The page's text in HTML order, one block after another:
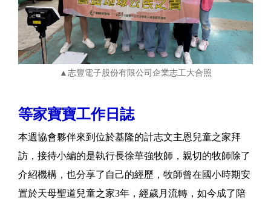
▲志豐電子股份有限公司企業志工大合照
等家寶寶工作日誌
本週協會夥伴來到位於基隆的計志文主恩兒童之家拜
訪，接待小編的是執行長徐華強牧師，親切的牧師除了
介紹機構，也分享了自己的經歷，牧師曾在國小時期安
置於天母聖道兒童之家3年，經歲月流轉，如今成了陪